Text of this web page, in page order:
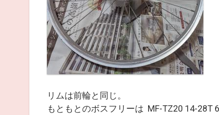
リムは前輪と同じ。
もともとのボスフリーは MF-TZ20 14-28T